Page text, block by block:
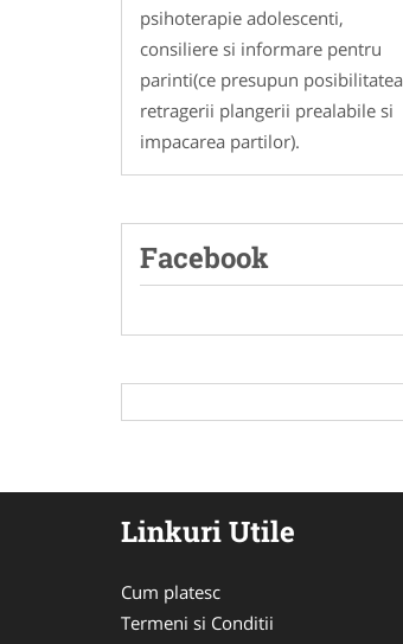
psihoterapie adolescenti,
consiliere si informare pentru
parinti(ce presupun posibilitatea
retragerii plangerii prealabile si
impacarea partilor).
Facebook
Linkuri Utile
Cum platesc
Termeni si Conditii